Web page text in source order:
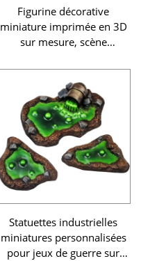
Figurine décorative
miniature imprimée en 3D
sur mesure, scène
collection, ornement
Statuettes industrielles
miniatures personnalisées
pour jeux de guerre sur